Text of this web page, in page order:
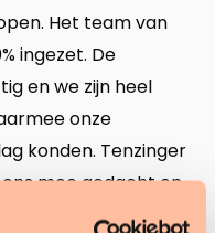
Het team van
ingezet. De
en we zijn heel
onze
konden. Tenzinger
mee gedacht en
bij problemen die